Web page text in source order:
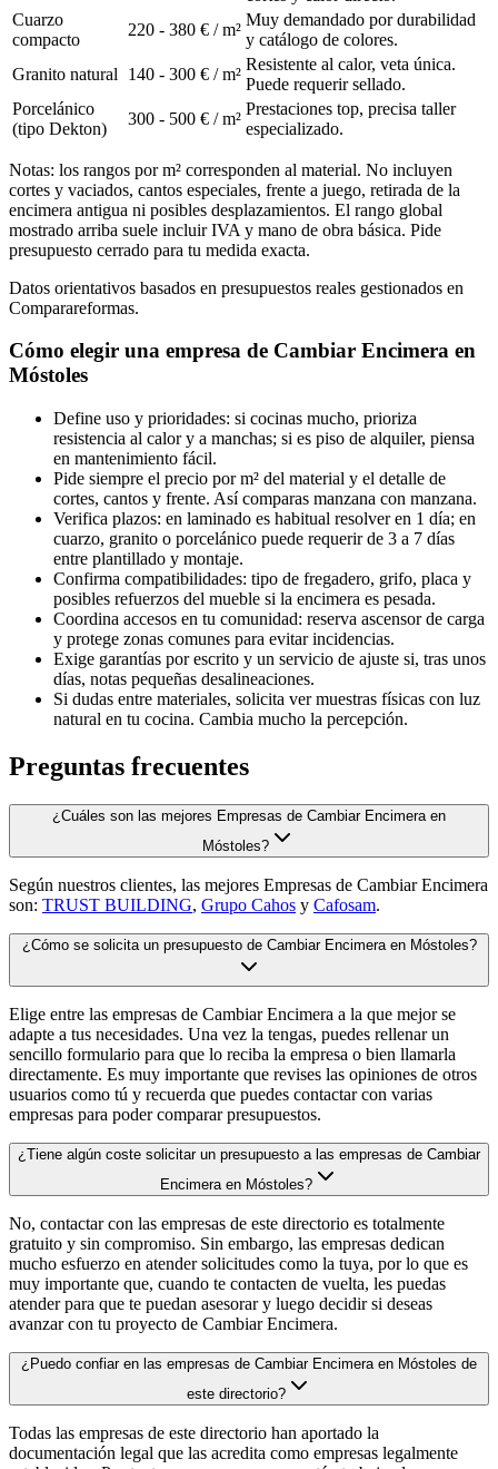
Cuarzo
compacto
220 - 380 € / m²
Muy demandado por durabilidad
y catálogo de colores.
Granito natural
140 - 300 € / m²
Resistente al calor, veta única.
Puede requerir sellado.
Porcelánico
(tipo Dekton)
300 - 500 € / m²
Prestaciones top, precisa taller
especializado.
Notas: los rangos por m² corresponden al material. No incluyen
cortes y vaciados, cantos especiales, frente a juego, retirada de la
encimera antigua ni posibles desplazamientos. El rango global
mostrado arriba suele incluir IVA y mano de obra básica. Pide
presupuesto cerrado para tu medida exacta.
Datos orientativos basados en presupuestos reales gestionados en
Comparareformas.
Cómo elegir una empresa de Cambiar Encimera en
Móstoles
Define uso y prioridades: si cocinas mucho, prioriza
resistencia al calor y a manchas; si es piso de alquiler, piensa
en mantenimiento fácil.
Pide siempre el precio por m² del material y el detalle de
cortes, cantos y frente. Así comparas manzana con manzana.
Verifica plazos: en laminado es habitual resolver en 1 día; en
cuarzo, granito o porcelánico puede requerir de 3 a 7 días
entre plantillado y montaje.
Confirma compatibilidades: tipo de fregadero, grifo, placa y
posibles refuerzos del mueble si la encimera es pesada.
Coordina accesos en tu comunidad: reserva ascensor de carga
y protege zonas comunes para evitar incidencias.
Exige garantías por escrito y un servicio de ajuste si, tras unos
días, notas pequeñas desalineaciones.
Si dudas entre materiales, solicita ver muestras físicas con luz
natural en tu cocina. Cambia mucho la percepción.
Preguntas frecuentes
¿Cuáles son las mejores Empresas de Cambiar Encimera en
Móstoles?
Según nuestros clientes, las mejores Empresas de Cambiar Encimera
son: TRUST BUILDING, Grupo Cahos y Cafosam.
¿Cómo se solicita un presupuesto de Cambiar Encimera en Móstoles?
Elige entre las empresas de Cambiar Encimera a la que mejor se
adapte a tus necesidades. Una vez la tengas, puedes rellenar un
sencillo formulario para que lo reciba la empresa o bien llamarla
directamente. Es muy importante que revises las opiniones de otros
usuarios como tú y recuerda que puedes contactar con varias
empresas para poder comparar presupuestos.
¿Tiene algún coste solicitar un presupuesto a las empresas de Cambiar
Encimera en Móstoles?
No, contactar con las empresas de este directorio es totalmente
gratuito y sin compromiso. Sin embargo, las empresas dedican
mucho esfuerzo en atender solicitudes como la tuya, por lo que es
muy importante que, cuando te contacten de vuelta, les puedas
atender para que te puedan asesorar y luego decidir si deseas
avanzar con tu proyecto de Cambiar Encimera.
¿Puedo confiar en las empresas de Cambiar Encimera en Móstoles de
este directorio?
Todas las empresas de este directorio han aportado la
documentación legal que las acredita como empresas legalmente